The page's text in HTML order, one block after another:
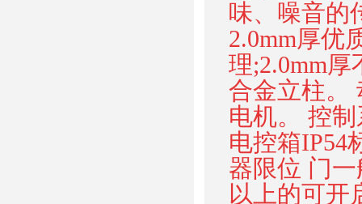
味、噪音的
2.0mm厚优
理;2.0mm厚
合金立柱。
电机。 控
电控箱IP54
器限位 门
以上的可开